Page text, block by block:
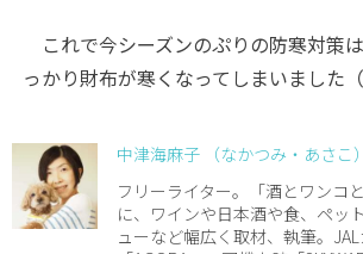
これで今シーズンのぷりの防寒対策
っかり財布が寒くなってしまいました（
中津海麻子 （なかつみ・あさこ）
フリーライター。「酒とワンコ
に、ワインや日本酒や食、ペッ
ューなど幅広く取材、執筆。